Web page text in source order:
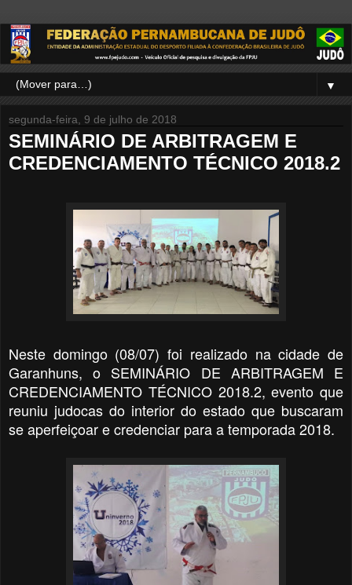
▼
segunda-feira, 9 de julho de 2018
SEMINÁRIO DE ARBITRAGEM E
CREDENCIAMENTO TÉCNICO 2018.2
Neste domingo (08/07) foi realizado na cidade de
Garanhuns, o SEMINÁRIO DE ARBITRAGEM E
CREDENCIAMENTO TÉCNICO 2018.2, evento que
reuniu judocas do interior do estado que buscaram
se aperfeiçoar e credenciar para a temporada 2018.